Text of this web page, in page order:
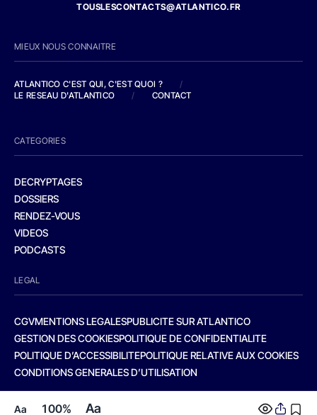
Aa 100% Aa
TOUSLESCONTACTS@ATLANTICO.FR
MIEUX NOUS CONNAITRE
ATLANTICO C'EST QUI, C'EST QUOI ?
/
LE RESEAU D'ATLANTICO
/ CONTACT
CATEGORIES
DECRYPTAGES
DOSSIERS
RENDEZ-VOUS
VIDEOS
PODCASTS
LEGAL
CGVMENTIONS LEGALESPUBLICITE SUR ATLANTICO
GESTION DES COOKIESPOLITIQUE DE CONFIDENTIALITE
POLITIQUE D’ACCESSIBILITEPOLITIQUE RELATIVE AUX COOKIES
CONDITIONS GENERALES D’UTILISATION